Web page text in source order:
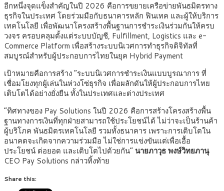
อีกหนึ่งจุดแข็งสำคัญในปี 2026 คือการขยายเครือข่ายพันธมิตรทาง
ธุรกิจในประเทศ โดยร่วมมือกับธนาคารหลัก ฟินเทค และผู้ให้บริการ
เทคโนโลยี เพื่อพัฒนาโครงสร้างพื้นฐานการชำระเงินร่วมกันให้ครบ
วงจร ครอบคลุมตั้งแต่ระบบบัญชี, Fulfillment, Logistics และ e-
Commerce Platform เพื่อสร้างระบบนิเวศการทำธุรกิจดิจิทัลที่
สมบูรณ์สำหรับผู้ประกอบการไทยในยุค Hybrid Payment
เป้าหมายคือการสร้าง “ระบบนิเวศการชำระเงินแบบบูรณาการ ที่
เชื่อมโยงทุกผู้เล่นในห่วงโซ่ธุรกิจ เพื่อผลักดันให้ผู้ประกอบการไทย
เติบโตได้อย่างยั่งยืน ทั้งในประเทศและต่างประเทศ
“ทิศทางของ Pay Solutions ในปี 2026 คือการสร้างโครงสร้างพื้น
ฐานทางการเงินที่ทุกฝ่ายสามารถใช้ประโยชน์ได้ ไม่ว่าจะเป็นร้านค้า
ผู้บริโภค พันธมิตรเทคโนโลยี รวมทั้งธนาคาร เพราะการเติบโตใน
อนาคตจะเกิดจากความร่วมมือ ไม่ใช่การแข่งขันแต่เพื่อเอื้อ
ประโยชน์ ต่อยอด และเติบโตไปด้วยกัน” นายภาวุธ พงษ์วิทยภานุ
CEO Pay Solutions กล่าวทิ้งท้าย
Share this: